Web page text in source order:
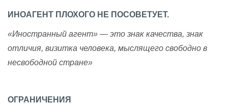
ИНОАГЕНТ ПЛОХОГО НЕ ПОСОВЕТУЕТ.
«Иностранный агент» — это знак качества, знак
отличия, визитка человека, мыслящего свободно в
несвободной стране»
ОГРАНИЧЕНИЯ